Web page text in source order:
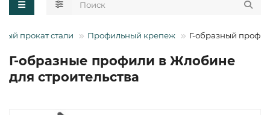
прокат стали Профильный крепеж Г-образный
Г-образные профили в Жлобине
для строительства